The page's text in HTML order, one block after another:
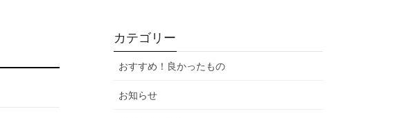
カテゴリー
おすすめ！良かったもの
お知らせ